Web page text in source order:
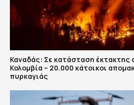
Καναδάς: Σε κατάσταση έκτακτης
Κολομβία – 20.000 κάτοικοι
πυρκαγιάς